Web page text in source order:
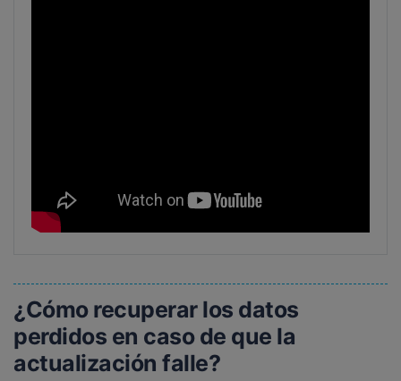
¿Cómo recuperar los datos
perdidos en caso de que la
actualización falle?